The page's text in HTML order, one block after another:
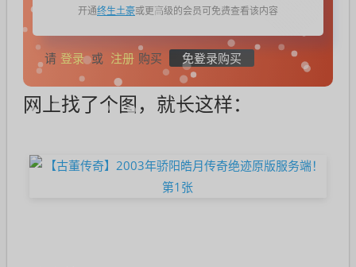
开通终生土豪或更高级的会员可免费查看该内容
请 登录 或 注册 购买 免登录购买
网上找了个图，就长这样：